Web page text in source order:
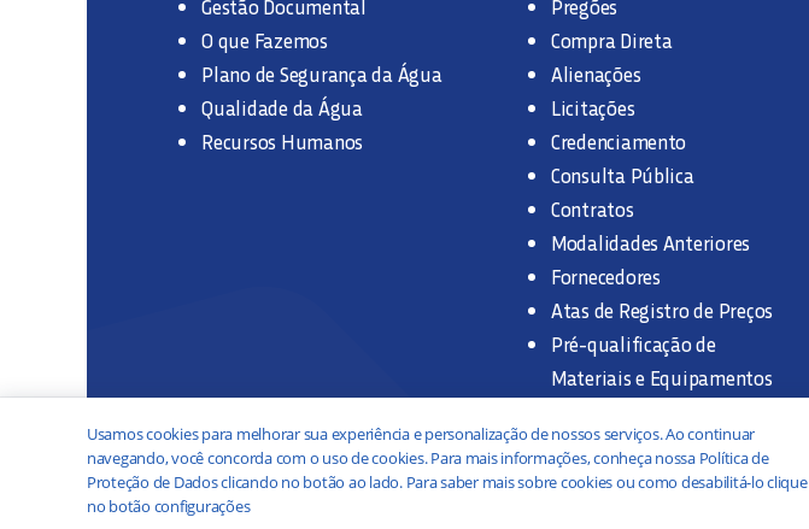
Gestão Documental
O que Fazemos
Plano de Segurança da Água
Qualidade da Água
Recursos Humanos
Pregões
Compra Direta
Alienações
Licitações
Credenciamento
Consulta Pública
Contratos
Modalidades Anteriores
Fornecedores
Atas de Registro de Preços
Pré-qualificação de
Materiais e Equipamentos
Documentação Interna
Usamos cookies para melhorar sua experiência e personalização de nossos serviços. Ao continuar
navegando, você concorda com o uso de cookies. Para mais informações, conheça nossa Política de
Proteção de Dados clicando no botão ao lado. Para saber mais sobre cookies ou como desabilitá-lo clique
no botão configurações